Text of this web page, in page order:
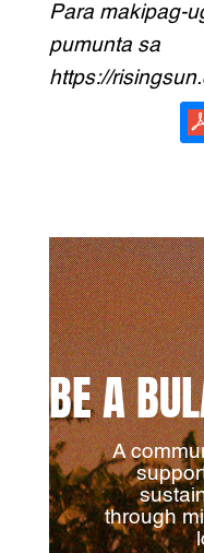
Para makipag-
pumunta sa
https://
BE A
A
through